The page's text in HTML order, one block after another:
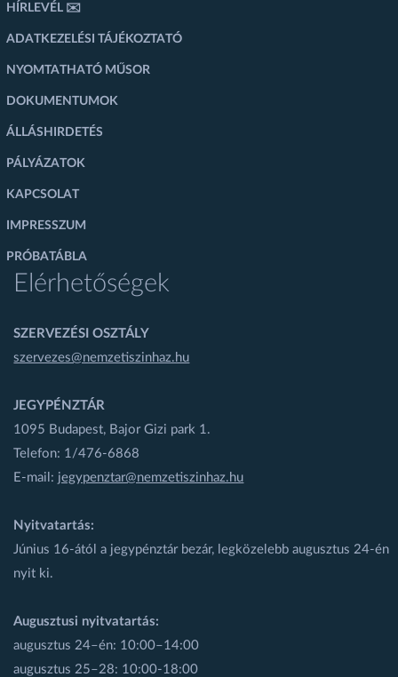
HÍRLEVÉL ✉️
ADATKEZELÉSI TÁJÉKOZTATÓ
NYOMTATHATÓ MŰSOR
DOKUMENTUMOK
ÁLLÁSHIRDETÉS
PÁLYÁZATOK
KAPCSOLAT
IMPRESSZUM
PRÓBATÁBLA
Elérhetőségek
SZERVEZÉSI OSZTÁLY
szervezes@nemzetiszinhaz.hu
JEGYPÉNZTÁR
1095 Budapest, Bajor Gizi park 1.
Telefon: 1/476-6868
E-mail: jegypenztar@nemzetiszinhaz.hu
Nyitvatartás:
Június 16-ától a jegypénztár bezár, legközelebb augusztus 24-én
nyit ki.
Augusztusi nyitvatartás:
augusztus 24–én: 10:00–14:00
augusztus 25–28: 10:00-18:00